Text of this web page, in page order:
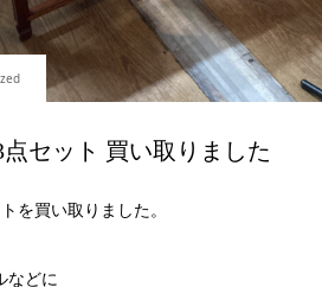
セット 買い取りました
を買い取りました。
などに